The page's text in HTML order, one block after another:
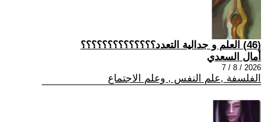
(46) العلم و جدالية التعدد؟؟؟؟؟؟؟؟؟؟؟؟؟؟
أمال السعدي
2026 / 8 / 7
الفلسفة ,علم النفس , وعلم الاجتماع